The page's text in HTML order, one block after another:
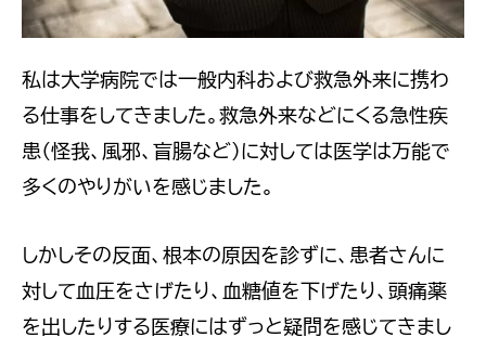
私は大学病院では一般内科および救急外来に携わ
る仕事をしてきました。救急外来などにくる急性疾
患（怪我、風邪、盲腸など）に対しては医学は万能で
多くのやりがいを感じました。
しかしその反面、根本の原因を診ずに、患者さんに
対して血圧をさげたり、血糖値を下げたり、頭痛薬
を出したりする医療にはずっと疑問を感じてきまし